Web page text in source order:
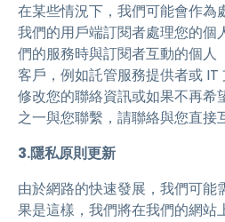
在某些情況下，我們可能會作為
我們的用戶端訂閱者處理您的個
們的服務時與訂閱者互動的個人
客戶，例如託管服務提供者或
修改您的聯絡資訊或如果不再希
之一與您聯繫，請聯絡與您直接
3.隱私原則更新
由於網路的快速發展，我們可能
果是這樣，我們將在我們的網站